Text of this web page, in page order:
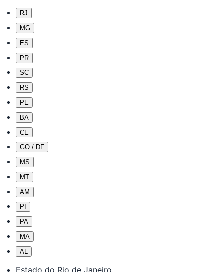
RJ
MG
ES
PR
SC
RS
PE
BA
CE
GO / DF
MS
MT
AM
PI
PA
MA
AL
Estado do Rio de Janeiro